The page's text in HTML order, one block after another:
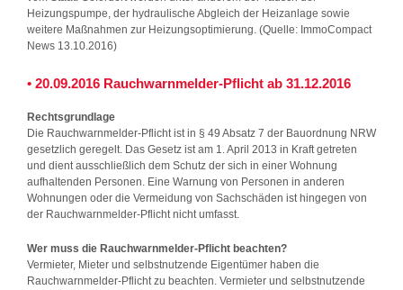
Heizungspumpe, der hydraulische Abgleich der Heizanlage sowie
weitere Maßnahmen zur Heizungsoptimierung. (Quelle: ImmoCompact
News 13.10.2016)
• 20.09.2016 Rauchwarnmelder-Pflicht ab 31.12.2016
Rechtsgrundlage
Die Rauchwarnmelder-Pflicht ist in § 49 Absatz 7 der Bauordnung NRW
gesetzlich geregelt. Das Gesetz ist am 1. April 2013 in Kraft getreten
und dient ausschließlich dem Schutz der sich in einer Wohnung
aufhaltenden Personen. Eine Warnung von Personen in anderen
Wohnungen oder die Vermeidung von Sachschäden ist hingegen von
der Rauchwarnmelder-Pflicht nicht umfasst.
Wer muss die Rauchwarnmelder-Pflicht beachten?
Vermieter, Mieter und selbstnutzende Eigentümer haben die
Rauchwarnmelder-Pflicht zu beachten. Vermieter und selbstnutzende